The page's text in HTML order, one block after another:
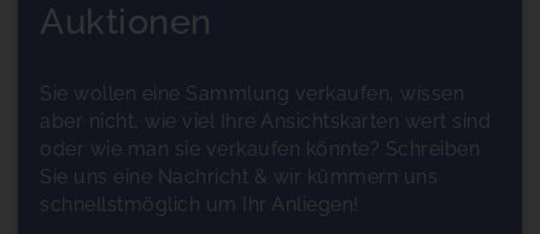
Auktionen
Sie wollen eine Sammlung verkaufen, wissen
aber nicht, wie viel Ihre Ansichtskarten wert sind
oder wie man sie verkaufen könnte? Schreiben
Sie uns eine Nachricht & wir kümmern uns
schnellstmöglich um Ihr Anliegen!